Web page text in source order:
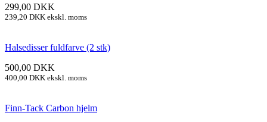
299,00 DKK
239,20 DKK ekskl. moms
Halsedisser fuldfarve (2 stk)
500,00 DKK
400,00 DKK ekskl. moms
Finn-Tack Carbon hjelm